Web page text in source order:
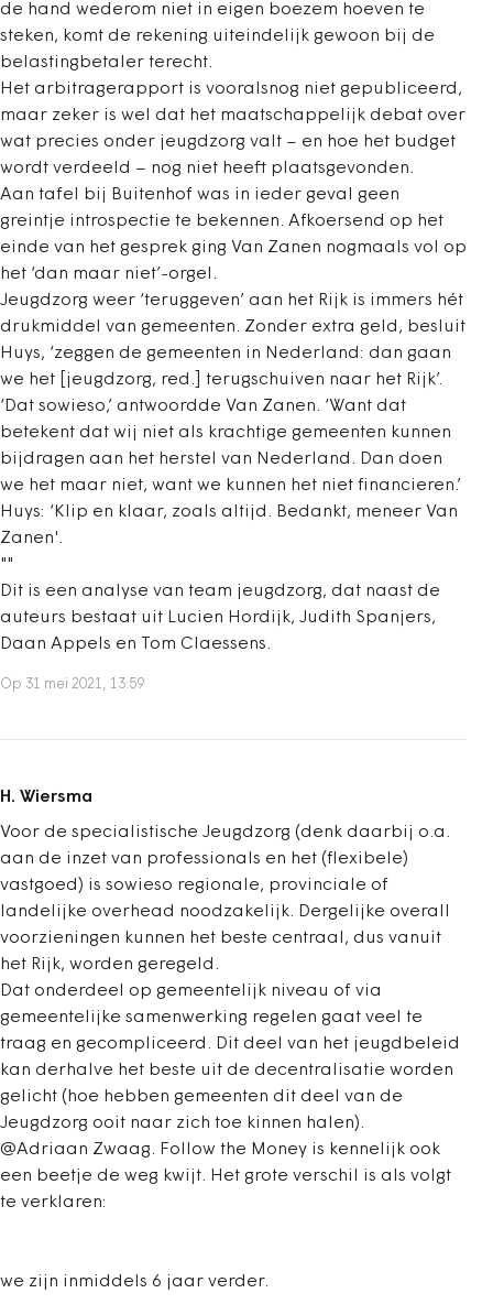
de hand wederom niet in eigen boezem hoeven te
steken, komt de rekening uiteindelijk gewoon bij de
belastingbetaler terecht.
Het arbitragerapport is vooralsnog niet gepubliceerd,
maar zeker is wel dat het maatschappelijk debat over
wat precies onder jeugdzorg valt – en hoe het budget
wordt verdeeld – nog niet heeft plaatsgevonden.
Aan tafel bij Buitenhof was in ieder geval geen
greintje introspectie te bekennen. Afkoersend op het
einde van het gesprek ging Van Zanen nogmaals vol op
het ‘dan maar niet’-orgel.
Jeugdzorg weer ‘teruggeven’ aan het Rijk is immers hét
drukmiddel van gemeenten. Zonder extra geld, besluit
Huys, ‘zeggen de gemeenten in Nederland: dan gaan
we het [jeugdzorg, red.] terugschuiven naar het Rijk’.
‘Dat sowieso,’ antwoordde Van Zanen. ‘Want dat
betekent dat wij niet als krachtige gemeenten kunnen
bijdragen aan het herstel van Nederland. Dan doen
we het maar niet, want we kunnen het niet financieren.’
Huys: ‘Klip en klaar, zoals altijd. Bedankt, meneer Van
Zanen'.
""
Dit is een analyse van team jeugdzorg, dat naast de
auteurs bestaat uit Lucien Hordijk, Judith Spanjers,
Daan Appels en Tom Claessens.
Op 31 mei 2021, 13:59
H. Wiersma
Voor de specialistische Jeugdzorg (denk daarbij o.a.
aan de inzet van professionals en het (flexibele)
vastgoed) is sowieso regionale, provinciale of
landelijke overhead noodzakelijk. Dergelijke overall
voorzieningen kunnen het beste centraal, dus vanuit
het Rijk, worden geregeld.
Dat onderdeel op gemeentelijk niveau of via
gemeentelijke samenwerking regelen gaat veel te
traag en gecompliceerd. Dit deel van het jeugdbeleid
kan derhalve het beste uit de decentralisatie worden
gelicht (hoe hebben gemeenten dit deel van de
Jeugdzorg ooit naar zich toe kinnen halen).
@Adriaan Zwaag. Follow the Money is kennelijk ook
een beetje de weg kwijt. Het grote verschil is als volgt
te verklaren:
we zijn inmiddels 6 jaar verder.